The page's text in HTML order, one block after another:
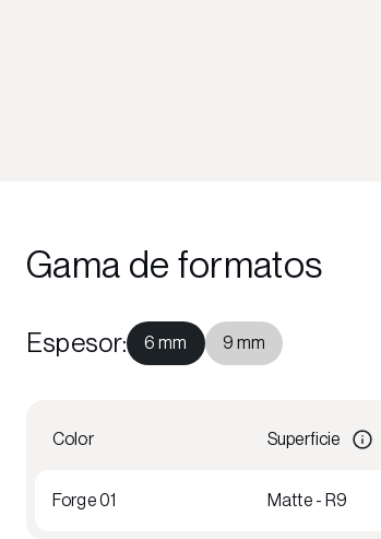
Gama de formatos
Espesor: 6 mm 9 mm
Color Superficie
Forge 01 Matte - R9